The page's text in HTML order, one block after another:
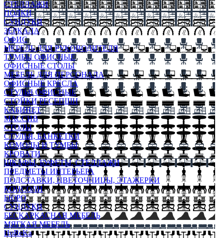
СТЕЛЛАЖИ
ПОЛКИ
СУНДУКИ
ЗЕРКАЛА
ОФИС
МЕБЕЛЬ ДЛЯ РУКОВОДИТЕЛЯ
ТУМБЫ ОФИСНЫЕ
ОФИСНЫЕ СТОЛЫ
МЕБЕЛЬ ДЛЯ ПЕРСОНАЛА
ОФИСНЫЕ КРЕСЛА
СТУЛЬЯ ОФИСНЫЕ
СТОЙКИ РЕСЕПШН
КАБИНЕТ
МАССИВ
СТОЛЫ
СТУЛЬЯ, БАНКЕТКИ
КОМОДЫ И ТУМБЫ
КРОВАТИ
ШКАФЫ, БУФЕТЫ, СТЕЛЛАЖИ
ПРЕДМЕТЫ ИНТЕРЬЕРА
ПОДСТАВКИ, ЦВЕТОЧНИЦЫ, ЭТАЖЕРКИ
КОНСОЛИ
БЮРО
СУНДУКИ
БЕСКАРКАСНАЯ МЕБЕЛЬ
МЯГКАЯ МЕБЕЛЬ
HoReKa